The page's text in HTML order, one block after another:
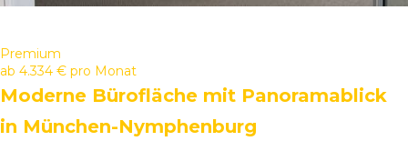
Premium
ab 4.334 € pro Monat
Moderne Bürofläche mit Panoramablick
in München-Nymphenburg